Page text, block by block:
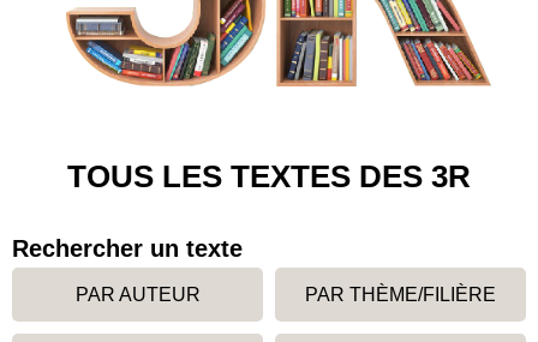
TOUS LES TEXTES DES 3R
Rechercher un texte
PAR AUTEUR PAR THÈME/FILIÈRE